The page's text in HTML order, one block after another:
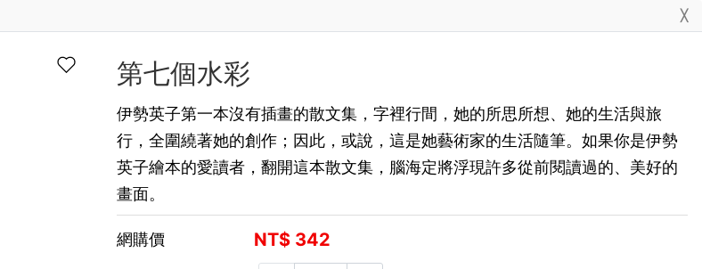
╳
第七個水彩
伊勢英子第一本沒有插畫的散文集，字裡行間，她的所思所想、她的生活與旅
行，全圍繞著她的創作；因此，或說，這是她藝術家的生活隨筆。如果你是伊勢
英子繪本的愛讀者，翻開這本散文集，腦海定將浮現許多從前閱讀過的、美好的
畫面。
網購價 NT$ 342